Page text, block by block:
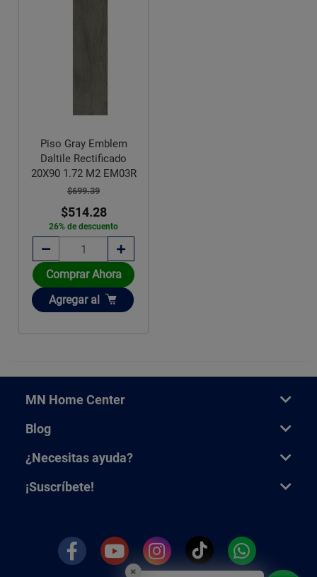
Piso Gray Emblem
Daltile Rectificado
20X90 1.72 M2 EM03R
$699.39
$514.28
26% de descuento
Comprar Ahora
Añadir
Agregar al
MN Home Center
Blog
¿Necesitas ayuda?
¡Suscríbete!
×